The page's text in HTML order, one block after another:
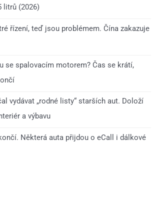
litrů (2026)
řízení, teď jsou problémem. Čína zakazuje
se spalovacím motorem? Čas se krátí,
vydávat „rodné listy“ starších aut. Doloží
a výbavu
Některá auta přijdou o eCall i dálkové